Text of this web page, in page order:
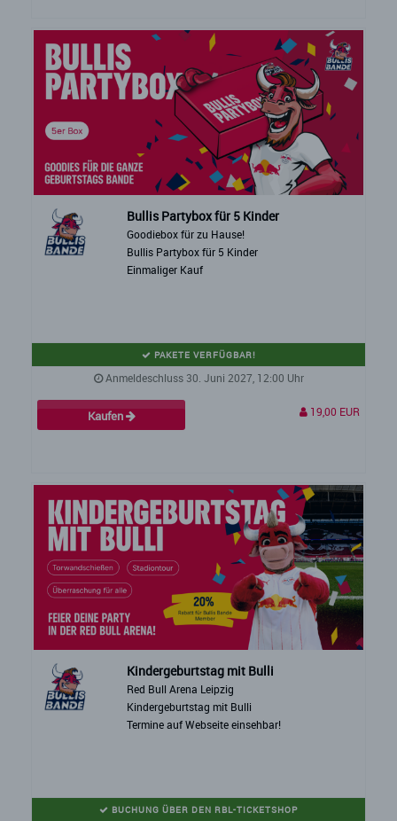
Bullis Partybox für 5 Kinder
Goodiebox für zu Hause!
Bullis Partybox für 5 Kinder
Einmaliger Kauf
PAKETE VERFÜGBAR!
Anmeldeschluss 30. Juni 2027, 12:00 Uhr
Kaufen 19,00 EUR
Kindergeburtstag mit Bulli
Red Bull Arena Leipzig
Kindergeburtstag mit Bulli
Termine auf Webseite einsehbar!
BUCHUNG ÜBER DEN RBL-TICKETSHOP